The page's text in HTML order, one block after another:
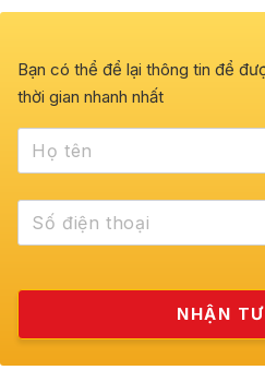
Bạn có thể để lại thông tin để
thời gian nhanh nhất